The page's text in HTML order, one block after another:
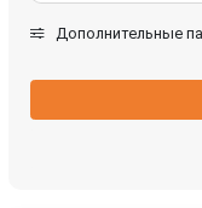
Дополнительные